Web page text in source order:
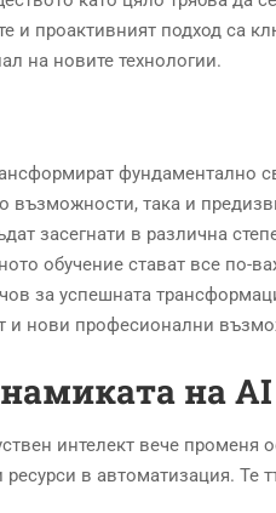
и проактивният подход са
на новите технологии.
фундаментално
възможности, така и
засегнати в различна
обучение стават все по-
за успешната
и нови професионални
на
интелект вече променя
ресурси в автоматизация. Те